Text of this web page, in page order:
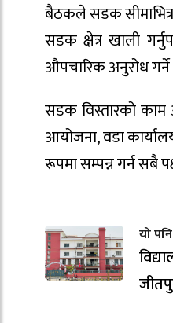
बैठकले सडक सीमाभित्र
सडक क्षेत्र खाली
औपचारिक अनुरोध
सडक विस्तारको काम
आयोजना, वडा
रूपमा सम्पन्न गर्न सबै
यो